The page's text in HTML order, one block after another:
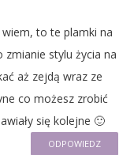
to te plamki na
zmianie stylu życia na
aż zejdą wraz ze
co możesz zrobić
się kolejne 🙂
ODPOWIEDZ